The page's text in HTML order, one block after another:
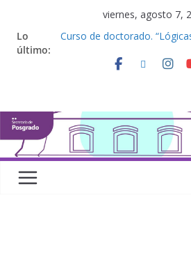
viernes, agosto 7,
Lo
último:
Curso de doctorado.
Seminario de posgrado.
Curso de doctorado “Mirar,
Defensas de Tesis y
2026